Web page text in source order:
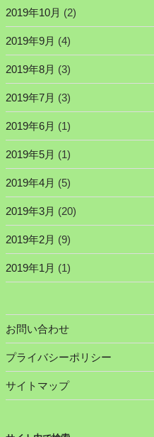
2019年10月 (2)
2019年9月 (4)
2019年8月 (3)
2019年7月 (3)
2019年6月 (1)
2019年5月 (1)
2019年4月 (5)
2019年3月 (20)
2019年2月 (9)
2019年1月 (1)
お問い合わせ
プライバシーポリシー
サイトマップ